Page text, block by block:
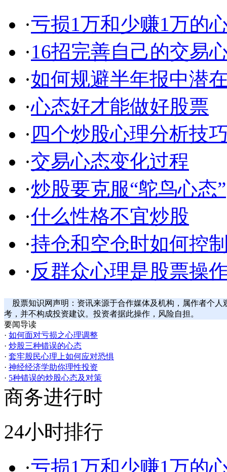
·亏损1万和少赚1万的
·16招完善自己的交易
·如何规避半年报中潜
·心态好才能做好股票
· 四个炒股心理分析技
·交易心态变化过程
·炒股要克服“鸵鸟心态”
·什么性格不宜炒股
·持仓和空仓时如何控
· 反群众心理是股票操
股票知识网声明：资讯来源于合作媒体及机构，属作者个人
考，并不构成投资建议。投资者据此操作，风险自担。
要闻导读
· 如何面对亏损之心理调整
· 炒股三种错误的心态
· 套牢股民心理上如何应对恐惧
· 神经经济学助你理性投资
· 5种错误的炒股心态及对策
商务进行时
24小时排行
·亏损1万和少赚1万的